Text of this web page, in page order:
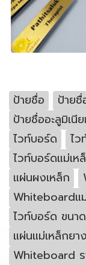
ป้ายชื่อ ป้าย
ป้ายชื่ออะลูมิเนี
ไวท์บอร์ด
ไว
ไวท์บอร์ดแม่เห
แผ่นผงเหล็ก
Whiteboardแ
ไวท์บอร์ด ขนา
แผ่นแม่เหล็กยา
Whiteboard ร